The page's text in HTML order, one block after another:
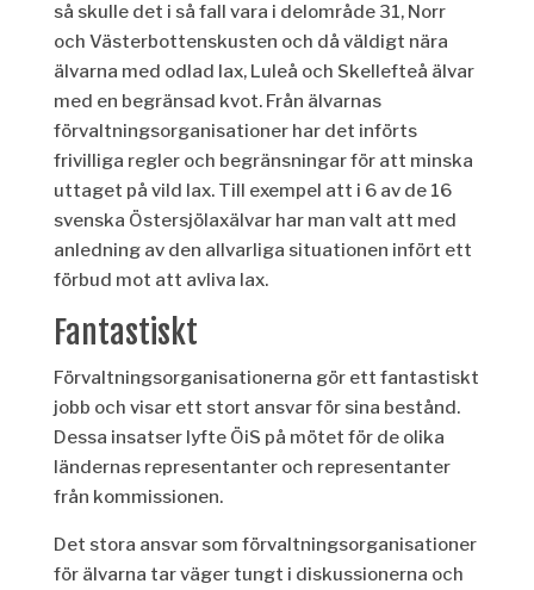
så skulle det i så fall vara i delområde 31, Norr
och Västerbottenskusten och då väldigt nära
älvarna med odlad lax, Luleå och Skellefteå älvar
med en begränsad kvot. Från älvarnas
förvaltningsorganisationer har det införts
frivilliga regler och begränsningar för att minska
uttaget på vild lax. Till exempel att i 6av de 16
svenska Östersjölaxälvar har man valt att med
anledning av den allvarliga situationen infört ett
förbud mot att avliva lax.
Fantastiskt
Förvaltningsorganisationerna gör ett fantastiskt
jobb och visar ett stort ansvar för sina bestånd.
Dessa insatser lyfte ÖiS på mötet för de olika
ländernas representanter och representanter
från kommissionen.
Det stora ansvar som förvaltningsorganisationer
för älvarna tarväger tungt i diskussionerna och